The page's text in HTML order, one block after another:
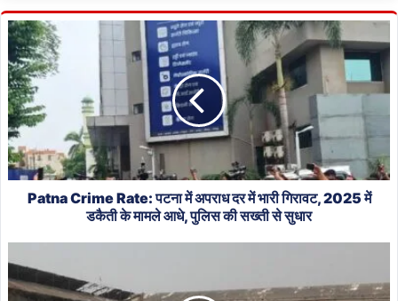
Patna
Crime
Rate:
पटना
में
अपराध
दर
में
भारी
गिरावट,
के
मामले
Patna Crime Rate: पटना में अपराध दर में भारी गिरावट, 2025 में
डकैती के मामले आधे, पुलिस की सख्ती से सुधार
News:
दरभंगा